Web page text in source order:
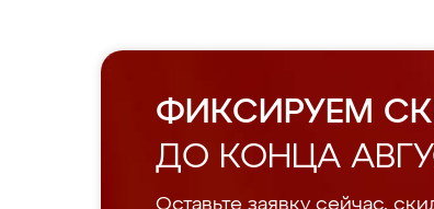
ФИКСИРУЕМ
ДО КОНЦА
Оставьте заявку сейчас,